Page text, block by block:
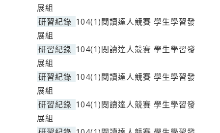
展組
研習紀錄 104(1)閱讀達人競賽 學生學習發
展組
研習紀錄 104(1)閱讀達人競賽 學生學習發
展組
研習紀錄 104(1)閱讀達人競賽 學生學習發
展組
研習紀錄 104(1)閱讀達人競賽 學生學習發
展組